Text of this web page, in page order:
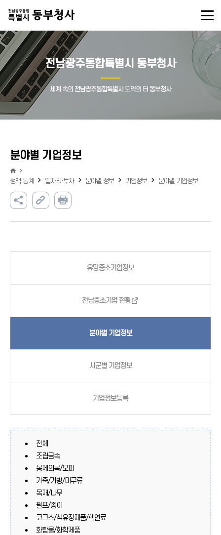
전남광주통합특별시 동부청사
세계 속의 전남광주통합특별시 도약의 터 동부청사
분야별 기업정보
정책·통계 일자리·투자 분야별 정보 기업정보 분야별 기업정보
유망중소기업정보
전남중소기업 현황
분야별 기업정보
시군별 기업정보
기업정보등록
전체
조립금속
봉제의복/모피
가죽/가방/마구류
목재/나무
펄프/종이
코크스/석유정제품/핵연료
화합물/화학제품